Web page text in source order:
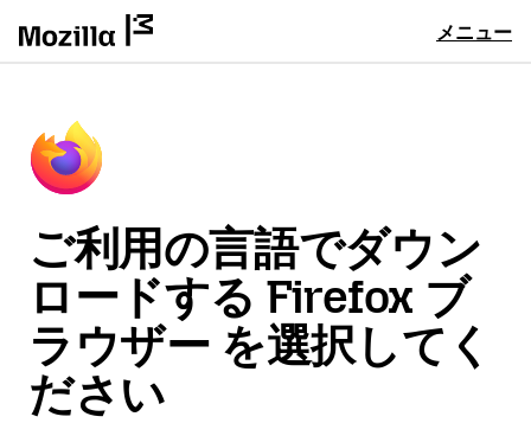
メニュー
ご利用の言語でダウン
ロードする Firefox ブ
ラウザー を選択してく
ださい